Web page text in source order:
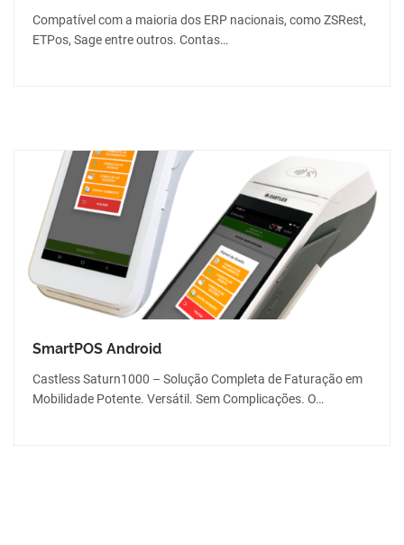
Compatível com a maioria dos ERP nacionais, como ZSRest,
ETPos, Sage entre outros. Contas…
SmartPOS Android
Castless Saturn1000 – Solução Completa de Faturação em
Mobilidade Potente. Versátil. Sem Complicações. O…